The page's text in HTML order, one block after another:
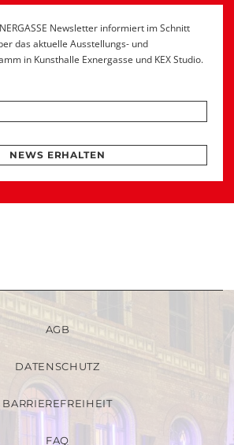
Newsletter informiert im Schnitt
das aktuelle Ausstellungs- und
in Kunsthalle Exnergasse und KEX Studio.
NEWS ERHALTEN
AGB
DATENSCHUTZ
BARRIEREFREIHEIT
FAQ